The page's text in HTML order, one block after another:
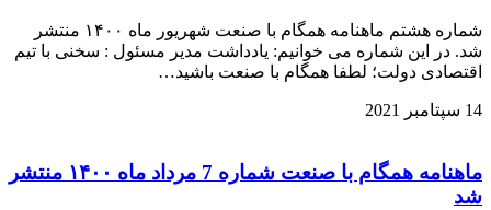
شماره هشتم ماهنامه همگام با صنعت شهریور ماه ۱۴۰۰ منتشر
شد. در این شماره می خوانیم: یادداشت مدیر مسئول : سخنی با تیم
اقتصادی دولت؛ لطفا همگام با صنعت باشید…
14 سپتامبر 2021
ماهنامه همگام با صنعت شماره 7 مرداد ماه ۱۴۰۰ منتشر
شد